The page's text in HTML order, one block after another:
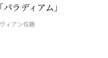
ラディアム」
ィアン佐藤